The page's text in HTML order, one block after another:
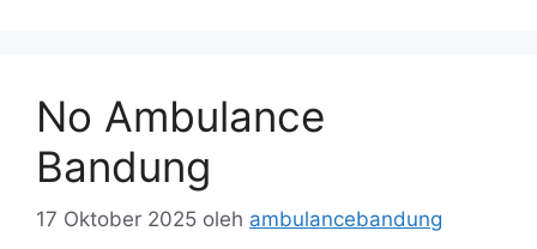
No Ambulance
Bandung
17 Oktober 2025 oleh ambulancebandung